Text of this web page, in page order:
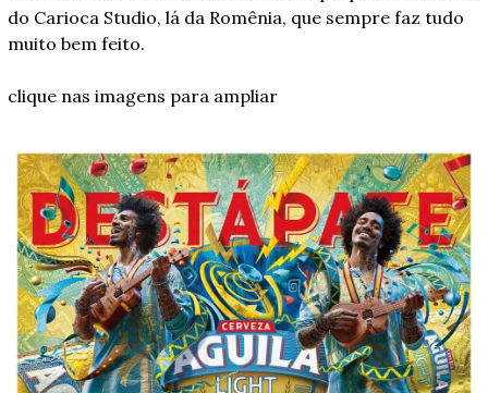
do Carioca Studio, lá da Romênia, que sempre faz tudo
muito bem feito.
clique nas imagens para ampliar